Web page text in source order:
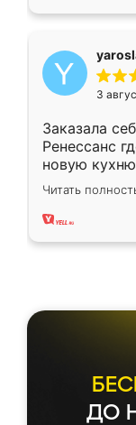
3
Заказала
Ренессанс
новую
вполне
два года,
Читать
ДО